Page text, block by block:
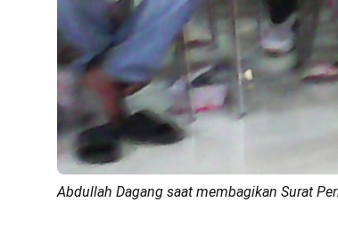
Abdullah Dagang saat membagikan Surat